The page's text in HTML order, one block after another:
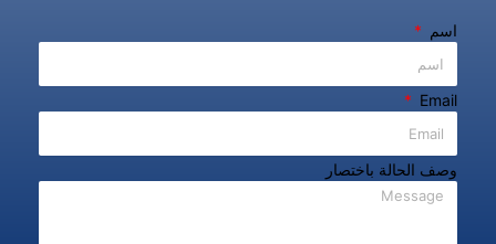
اسم
Email
وصف الحالة باختصار